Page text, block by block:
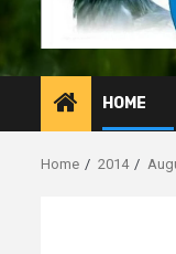
HOME
Home 2014